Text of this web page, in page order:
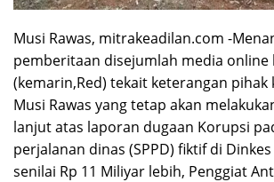
Musi Rawas, mitrakeadilan.com -
pemberitaan disejumlah media
(kemarin,Red) tekait keterangan pihak
Musi Rawas yang tetap akan
lanjut atas laporan dugaan Korupsi
perjalanan dinas (SPPD) fiktif di Dinkes
senilai Rp 11 Miliyar lebih, Penggiat